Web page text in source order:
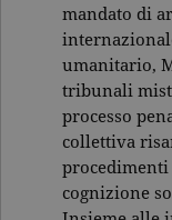
mandato di
umanitario,
tribunali
processo
collettiva
procedimenti
cognizione